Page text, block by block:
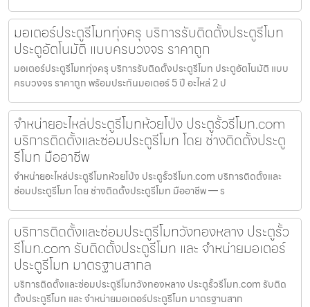
มอเตอร์ประตูรีโมททุ่งครุ บริการรับติดตั้งประตูรีโมท
ประตูอัตโนมัติ แบบครบวงจร ราคาถูก
มอเตอร์ประตูรีโมททุ่งครุ บริการรับติดตั้งประตูรีโมท ประตูอัตโนมัติ แบบ
ครบวงจร ราคาถูก พร้อมประกันมอเตอร์ 5 ปี อะไหล่ 2 ป
จำหน่ายอะไหล่ประตูรีโมทห้วยโป่ง ประตูรั้วรีโมท.com
บริการติดตั้งและซ่อมประตูรีโมท โดย ช่างติดตั้งประตู
รีโมท มืออาชีพ
จำหน่ายอะไหล่ประตูรีโมทห้วยโป่ง ประตูรั้วรีโมท.com บริการติดตั้งและ
ซ่อมประตูรีโมท โดย ช่างติดตั้งประตูรีโมท มืออาชีพ — ร
บริการติดตั้งและซ่อมประตูรีโมทวังทองหลาง ประตูรั้ว
รีโมท.com รับติดตั้งประตูรีโมท และ จำหน่ายมอเตอร์
ประตูรีโมท มาตรฐานสากล
บริการติดตั้งและซ่อมประตูรีโมทวังทองหลาง ประตูรั้วรีโมท.com รับติด
ตั้งประตูรีโมท และ จำหน่ายมอเตอร์ประตูรีโมท มาตรฐานสาก